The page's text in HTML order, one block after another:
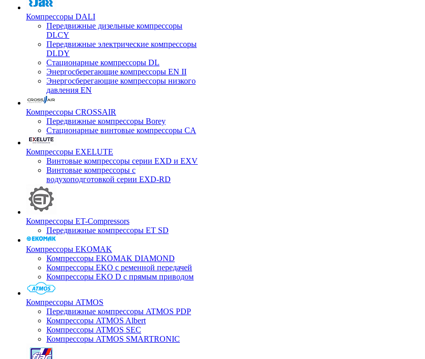
Компрессоры DALI
Передвижные дизельные компрессоры
DLCY
Передвижные электрические компрессоры
DLDY
Стационарные компрессоры DL
Энергосберегающие компрессоры EN II
Энергосберегающие компрессоры низкого
давления EN
Компрессоры CROSSAIR
Передвижные компрессоры Borey
Стационарные винтовые компрессоры CA
Компрессоры EXELUTE
Винтовые компрессоры серии EXD и EXV
Винтовые компрессоры с
водухоподготовкой серии EXD-RD
Компрессоры ET-Compressors
Передвижные компрессоры ET SD
Компрессоры EKOMAK
Компрессоры EKOMAK DIAMOND
Компрессоры EKO c ременной передачей
Компрессоры EKO D с прямым приводом
Компрессоры ATMOS
Передвижные компрессоры ATMOS PDP
Компрессоры ATMOS Albert
Компрессоры ATMOS SEC
Компрессоры ATMOS SMARTRONIC